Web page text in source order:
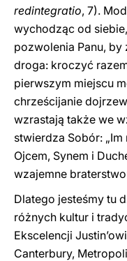
redintegratio, 7).
wychodząc od
pozwolenia Panu, by
droga: kroczyć
pierwszym miejscu
chrześcijanie
wzrastają także we
stwierdza Sobór:
Ojcem, Synem i
wzajemne
Dlatego jesteśmy tu
różnych kultur i
Ekscelencji
Canterbury,